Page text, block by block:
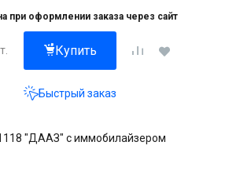
при оформлении заказа через сайт
Купить
Быстрый заказ
"ДААЗ" с иммобилайзером